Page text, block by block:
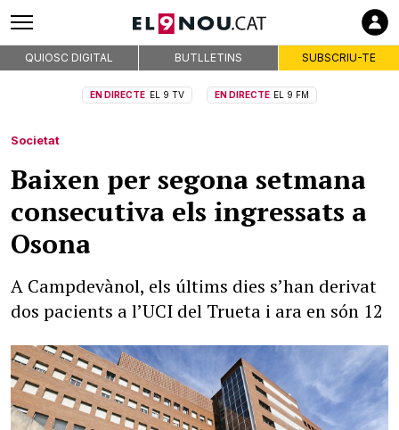
QUIOSC DIGITAL BUTLLETINS SUBSCRIU-TE
EN DIRECTE EL 9 TV EN DIRECTE EL 9 FM
Societat
Baixen per segona setmana
consecutiva els ingressats a
Osona
A Campdevànol, els últims dies s’han derivat
dos pacients a l’UCI del Trueta i ara en són 12